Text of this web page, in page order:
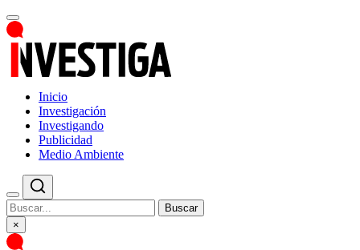
Inicio
Investigación
Investigando
Publicidad
Medio Ambiente
Buscar
×